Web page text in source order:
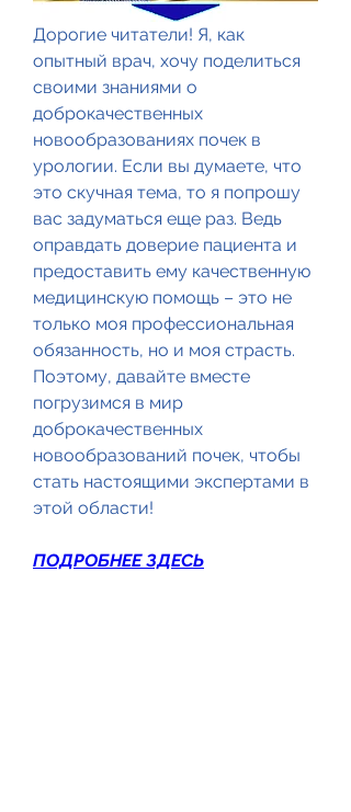
Дорогие читатели! Я, как
опытный врач, хочу поделиться
своими знаниями о
доброкачественных
новообразованиях почек в
урологии. Если вы думаете, что
это скучная тема, то я попрошу
вас задуматься еще раз. Ведь
оправдать доверие пациента и
предоставить ему качественную
медицинскую помощь – это не
только моя профессиональная
обязанность, но и моя страсть.
Поэтому, давайте вместе
погрузимся в мир
доброкачественных
новообразований почек, чтобы
стать настоящими экспертами в
этой области!
ПОДРОБНЕЕ ЗДЕСЬ